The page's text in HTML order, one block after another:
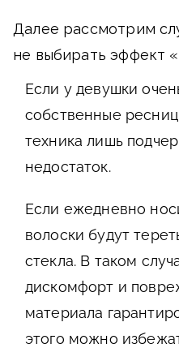
Далее рассмотрим
не выбирать эффект
Если у девушки
собственные
техника лишь
недостаток.
Если ежедневно
волоски будут
стекла. В таком
дискомфорт и
материала
этого можно